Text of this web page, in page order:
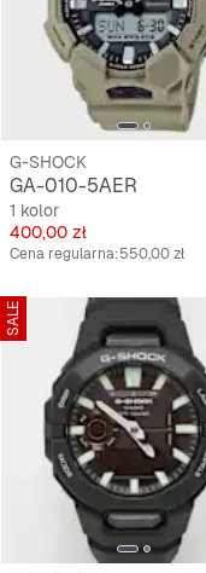
G-SHOCK
GA-010-5AER
1 kolor
Cena
400,00 zł
Cena regularna:550,00 zł
SALE